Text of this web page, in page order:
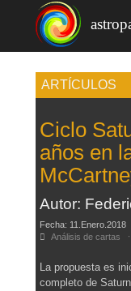
ARTÍCULOS
Ciclo
años en
Autor:
Fecha: 11.Enero.2018
Análisis de cartas
La propuesta es
completo de